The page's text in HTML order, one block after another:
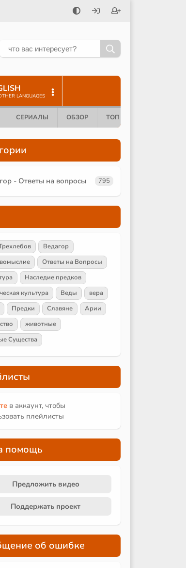
LANGUAGES
СЕРИАЛЫ ОБЗОР ТОП 10
- Ответы на вопросы 795
Ведагор
Ответы на Вопросы
Наследие предков
культура
Веды
вера
Предки Славяне
Арии
животные
Существа
в аккаунт, чтобы
плейлисты
помощь
Предложить видео
Поддержать проект
об ошибке